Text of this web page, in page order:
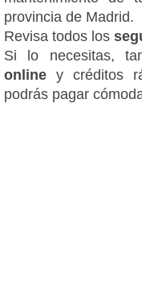
provincia de Madrid.
Revisa todos los
Si lo necesitas,
online y créditos
podrás pagar